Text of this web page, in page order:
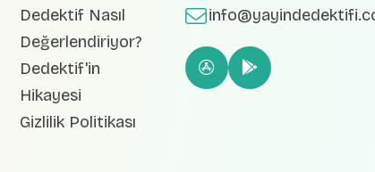
Dedektif Nasıl
Değerlendiriyor?
Dedektif'in
Hikayesi
Gizlilik Politikası